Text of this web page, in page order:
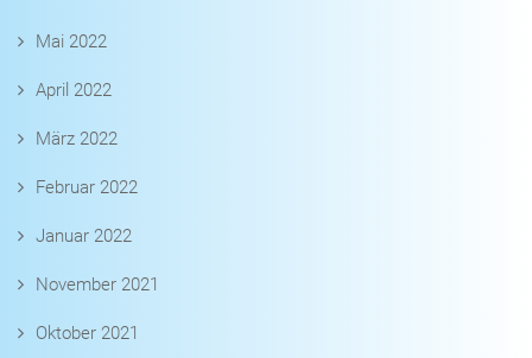
Mai 2022
April 2022
März 2022
Februar 2022
Januar 2022
November 2021
Oktober 2021